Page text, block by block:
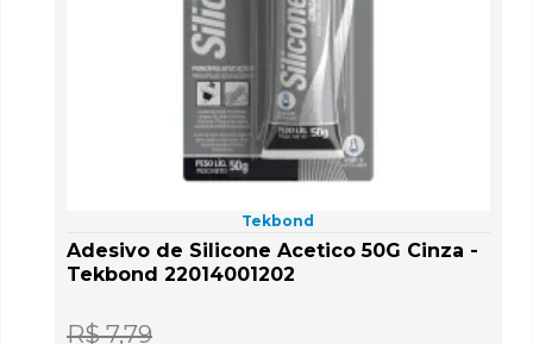
Tekbond
Adesivo de Silicone Acetico 50G Cinza -
Tekbond 22014001202
R$ 7,79